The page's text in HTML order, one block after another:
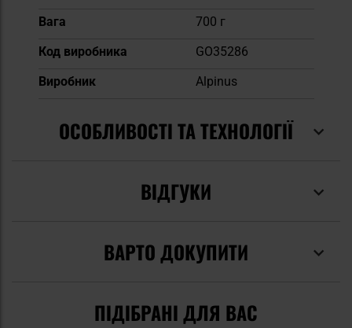
Вага
700 г
Код виробника
GO35286
Виробник
Alpinus
ОСОБЛИВОСТІ ТА ТЕХНОЛОГІЇ
ВІДГУКИ
ВАРТО ДОКУПИТИ
ПІДІБРАНІ ДЛЯ ВАС